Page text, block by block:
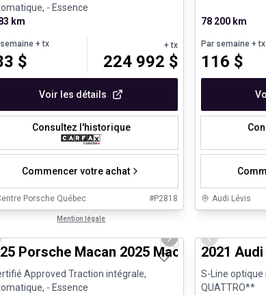
- Essence
km
+ tx
$
+ tx
224 992 $
Voir les détails
Consultez l'historique
Commencer votre achat
Porsche Québec #P2818
Mention légale
78 200 km
Par semaine+ tx
116 $
Audi Lévis
Carplay
d'occasion certifiés
slide Next slide
Porsche Macan 2025 Macan - Certifié
Approved Traction intégrale,
- Essence
Très bonne
Previous
2021
S-Line optique
QUATTRO**